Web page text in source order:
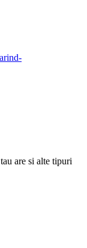
are si alte tipuri